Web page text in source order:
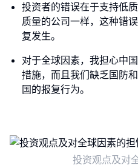
投资者的错误在于支持低
质量的公司一样，这种错
复发生。
对于全球因素，我担心中
措施，而且我们缺乏国防
国的报复行为。
投资观点及对